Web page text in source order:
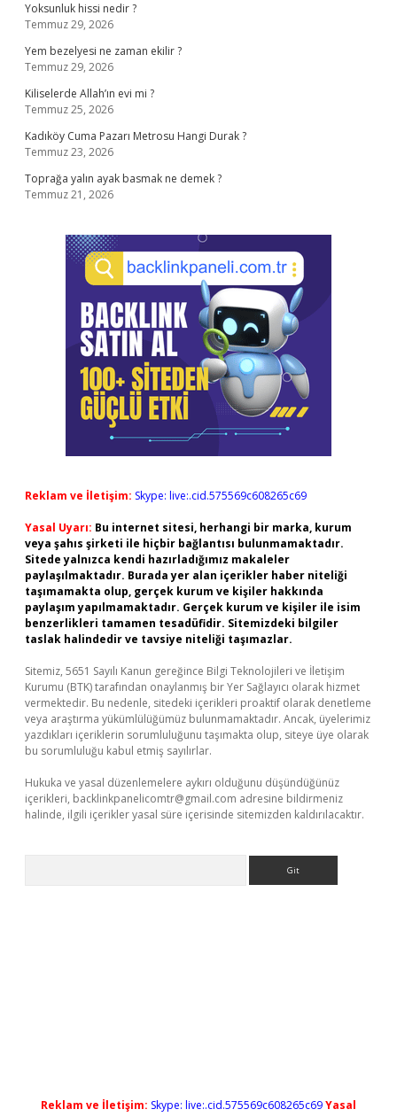
Yoksunluk hissi nedir ?
Temmuz 29, 2026
Yem bezelyesi ne zaman ekilir ?
Temmuz 29, 2026
Kiliselerde Allah’ın evi mi ?
Temmuz 25, 2026
Kadıköy Cuma Pazarı Metrosu Hangi Durak ?
Temmuz 23, 2026
Toprağa yalın ayak basmak ne demek ?
Temmuz 21, 2026
Reklam ve İletişim: Skype: live:.cid.575569c608265c69
Yasal Uyarı: Bu internet sitesi, herhangi bir marka, kurum
veya şahıs şirketi ile hiçbir bağlantısı bulunmamaktadır.
Sitede yalnızca kendi hazırladığımız makaleler
paylaşılmaktadır. Burada yer alan içerikler haber niteliği
taşımamakta olup, gerçek kurum ve kişiler hakkında
paylaşım yapılmamaktadır. Gerçek kurum ve kişiler ile isim
benzerlikleri tamamen tesadüfidir. Sitemizdeki bilgiler
taslak halindedir ve tavsiye niteliği taşımazlar.
Sitemiz, 5651 Sayılı Kanun gereğince Bilgi Teknolojileri ve İletişim
Kurumu (BTK) tarafından onaylanmış bir Yer Sağlayıcı olarak hizmet
vermektedir. Bu nedenle, sitedeki içerikleri proaktif olarak denetleme
veya araştırma yükümlülüğümüz bulunmamaktadır. Ancak, üyelerimiz
yazdıkları içeriklerin sorumluluğunu taşımakta olup, siteye üye olarak
bu sorumluluğu kabul etmiş sayılırlar.
Hukuka ve yasal düzenlemelere aykırı olduğunu düşündüğünüz
içerikleri, backlinkpanelicomtr@gmail.com adresine bildirmeniz
halinde, ilgili içerikler yasal süre içerisinde sitemizden kaldırılacaktır.
Reklam ve İletişim: Skype: live:.cid.575569c608265c69Yasal